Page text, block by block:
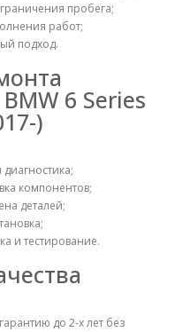
пробега;
работ;
подход.
6 Series
)
компонентов;
деталей;
и тестирование.
до 2-х лет без